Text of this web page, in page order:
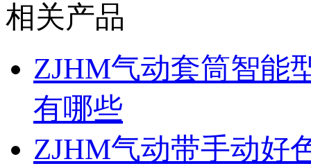
相关产品
ZJHM气动套筒智能
有哪些
ZJHM气动带手动好